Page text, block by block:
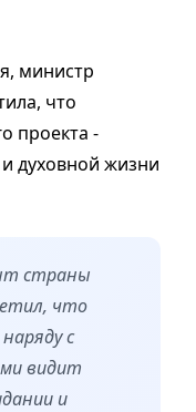
министр
что
проекта -
духовной жизни
страны
что
с
видит
и